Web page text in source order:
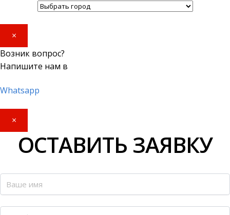
×
Возник вопрос?
Напишите нам в
Whatsapp
×
ОСТАВИТЬ ЗАЯВКУ